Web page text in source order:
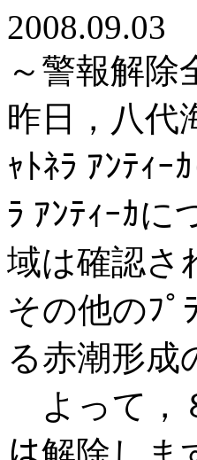
2008.09.03
～警報解除
昨日，八代
ｬﾄﾈﾗ ｱﾝﾃｨ
ﾗ ｱﾝﾃｨｰｶに
域は確認さ
その他のﾌﾟ
る赤潮形成
よって，